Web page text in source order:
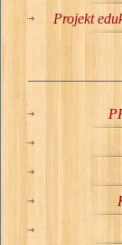
Projekt